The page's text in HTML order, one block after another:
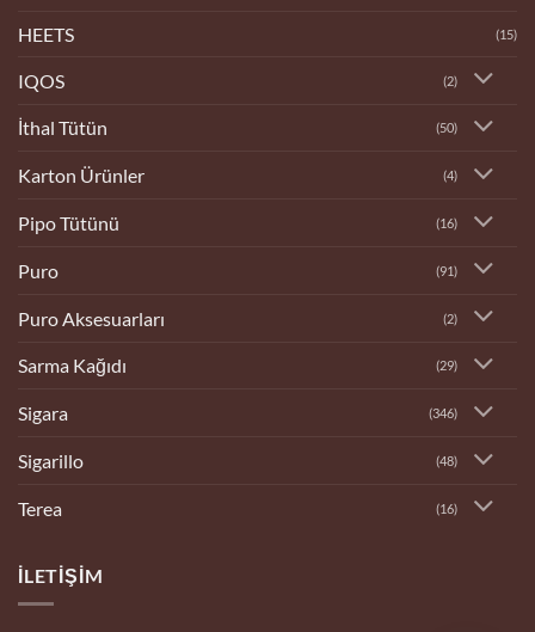
HEETS (15)
IQOS (2)
İthal Tütün (50)
Karton Ürünler (4)
Pipo Tütünü (16)
Puro (91)
Puro Aksesuarları (2)
Sarma Kağıdı (29)
Sigara (346)
Sigarillo (48)
Terea (16)
İLETIŞIM